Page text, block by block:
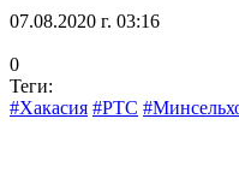
07.08.2020 г. 03:16
0
Теги:
#Хакасия #РТС